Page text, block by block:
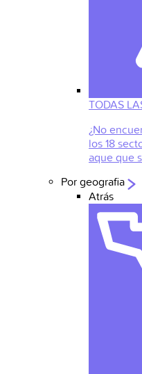
TODAS
¿No
los 18
aque que
Por geografia
Atrás